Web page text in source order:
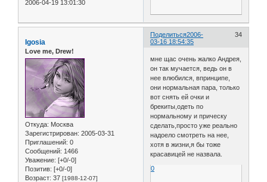
2006-04-19 13:01:30
Поделиться 34
2006-
03-16 18:54:35
Igosia
Love me, Drew!
Откуда: Москва
Зарегистрирован: 2005-03-31
Приглашений: 0
Сообщений: 1466
Уважение: [+0/-0]
Позитив: [+0/-0]
Возраст: 37 [1988-12-07]
мне щас очень жалко Андрея,
он так мучается, ведь он в
нее влюбился, впринципе,
они нормальная пара, только
вот снять ей очки и
брекиты,одеть по
нормальному и прическу
сделать,просто уже реально
надоело смотреть на нее,
хотя в жизни,я бы тоже
красавицей не назвала.
0